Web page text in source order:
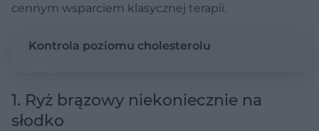
cennym wsparciem klasycznej terapii.
Kontrola poziomu cholesterolu
1. Ryż brązowy niekoniecznie na
słodko